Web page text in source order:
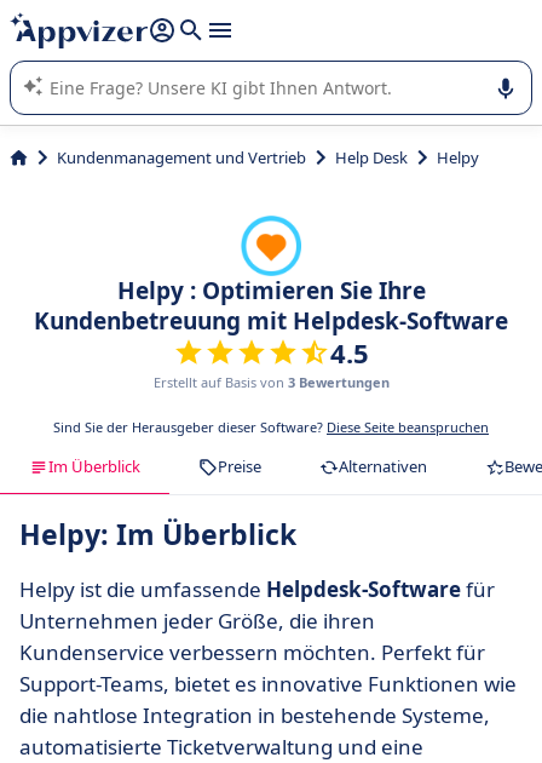
beantworten (mehrere Zeilen mit
Die KI von Appvizer führt Sie bei der Nutzung oder Auswahl
von SaaS-Software in Unternehmen.
Kundenmanagement und Vertrieb Help Desk Helpy
Helpy : Optimieren Sie Ihre
Kundenbetreuung mit Helpdesk-Software
4.5
Erstellt auf Basis von 3 Bewertungen
Sind Sie der Herausgeber dieser Software? Diese Seite beanspruchen
Im Überblick Preise Alternativen
Helpy: Im Überblick
Helpy ist die umfassende Helpdesk-Softwarefür
Unternehmen jeder Größe, die ihren
Kundenservice verbessern möchten. Perfekt für
Support-Teams, bietet es innovative Funktionen wie
die nahtlose Integration in bestehende Systeme,
automatisierte Ticketverwaltung und eine